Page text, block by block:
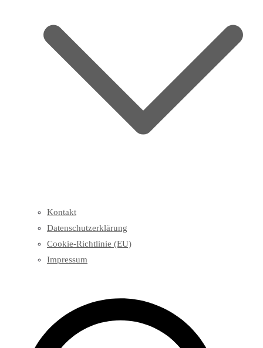
Kontakt
Datenschutzerklärung
Cookie-Richtlinie (EU)
Impressum